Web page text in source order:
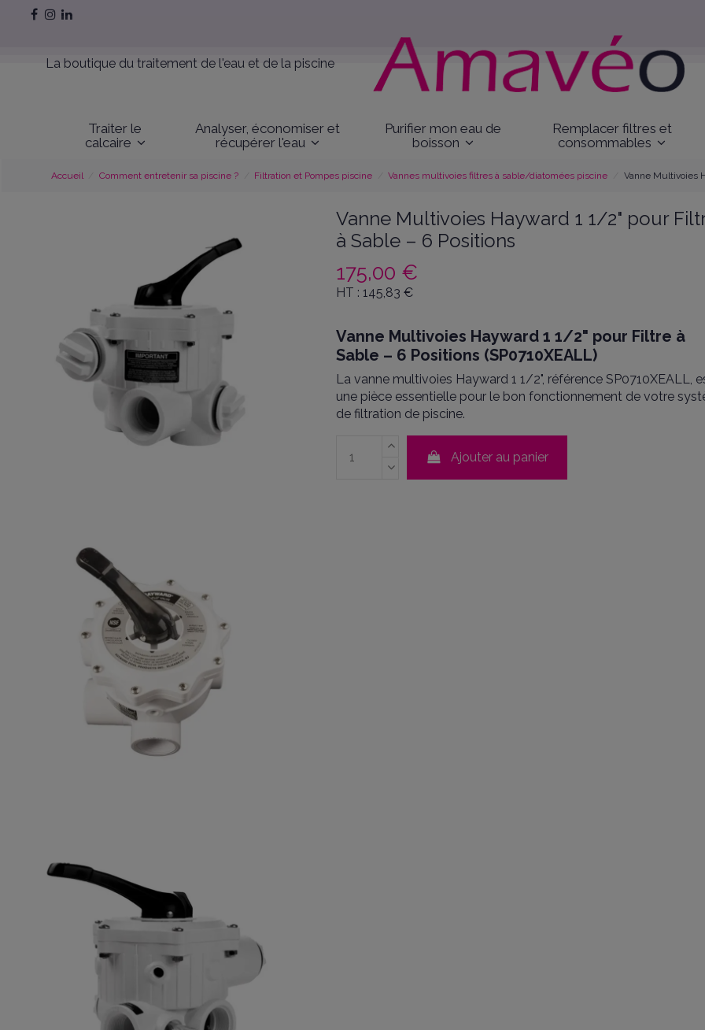
La boutique du traitement de l'eau et de la piscine
Traiter le
calcaire
Analyser, économiser et
récupérer l'eau
Purifier mon eau de
boisson
Remplacer filtres et
consommables
Accueil Comment entretenir sa piscine ? Filtration et Pompes piscine Vannes multivoies filtres à sable/diatomées piscine Vanne Multivoies
Vanne Multivoies Hayward 1 1/2" pour
à Sable – 6 Positions
175,00 €
HT : 145,83€
Vanne Multivoies Hayward 1 1/2" pour Filtre à
Sable – 6 Positions (SP0710XEALL)
La vanne multivoies Hayward 1 1/2", référence SP0710XEALL,
une pièce essentielle pour le bon fonctionnement de votre
de filtration de piscine.
Ajouter au panier